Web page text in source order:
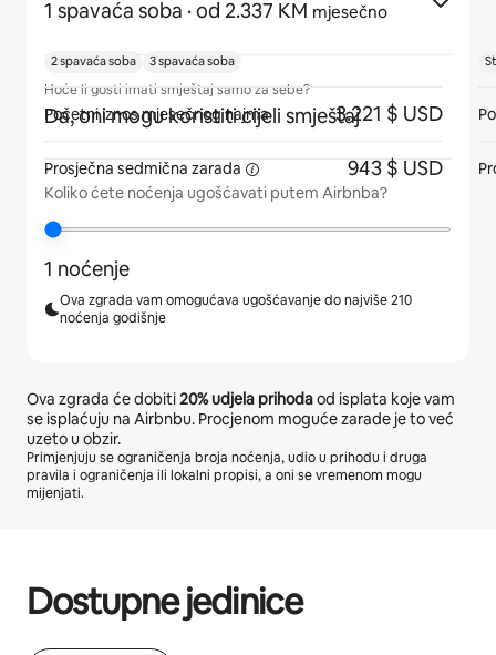
1 spavaća soba · od 2.337 KM mjesečno
Hoće li gosti imati smještaj samo za sebe?
Da, oni mogu koristiti cijeli smještaj
Koliko ćete noćenja ugošćavati putem Airbnba?
1 noćenje
Ova zgrada vam omogućava ugošćavanje do najviše 210
noćenja godišnje
Ova zgrada će dobiti20%udjela prihodaod isplata koje vam
se isplaćuju na Airbnbu. Procjenom moguće zarade je to već
uzeto u obzir.
Primjenjuju se ograničenja broja noćenja, udio u prihodu i druga
pravila i ograničenja ili lokalni propisi, a oni se vremenom mogu
mijenjati.
Dostupne jedinice
2 spavaća soba 3 spavaća soba
Početni iznos mjesečnog najma 3.221 $ USD
Prosječna sedmična zarada 943 $ USD